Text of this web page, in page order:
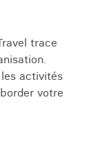
trace
activités
votre